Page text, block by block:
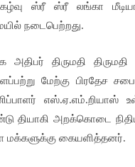
ஸ்ரீ ஸ்ரீ லங்கா
நடைபெற்றது.
திருமதி
மேற்கு பிரதேச
எஸ்.ஏ.எம்.றியாஸ்
தியாகி அறக்கொடை
மக்களுக்கு கையளித்தனர்.